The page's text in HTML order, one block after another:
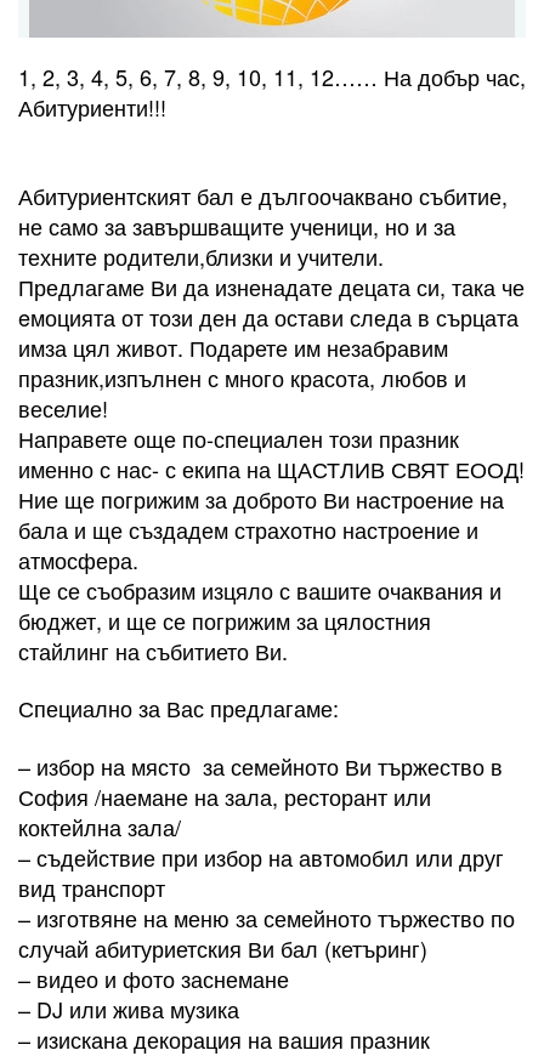
1, 2, 3, 4, 5, 6, 7, 8, 9, 10, 11, 12…… На добър час,
Абитуриенти!!!
Абитуриентският бал е дългоочаквано събитие,
не само за завършващите ученици, но и за
техните родители,близки и учители.
Предлагаме Ви да изненадате децата си, така че
eмоцията от този ден да остави следа в сърцата
имза цял живот. Подарете им незабравим
празник,изпълнен с много красота, любов и
веселие!
Направете още по-специален този празник
именно с нас- с екипа на ЩАСТЛИВ СВЯТ ЕООД!
Ние ще погрижим за доброто Ви настроение на
бала и ще създадем страхотно настроение и
атмосфера.
Ще се съобразим изцяло с вашите очаквания и
бюджет, и ще се погрижим за цялостния
стайлинг на събитието Ви.
Специално за Вас​ предлагаме:
– избор на място за семейното Ви тържество в
София /наемане на зала, ресторант или
коктейлна зала/
– съдействие при избор на автомобил или друг
вид транспорт
– изготвяне на меню за семейното тържество по
случай абитуриетския Ви бал (кетъринг)
– видео и фото заснемане
– DJ или жива музика
– изискана декорация на вашия празник